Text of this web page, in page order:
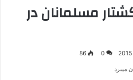
مسلمانان در
0
86